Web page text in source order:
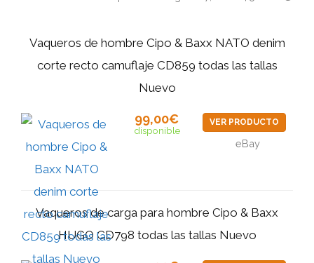
Vaqueros de hombre Cipo & Baxx NATO denim
corte recto camuflaje CD859 todas las tallas
Nuevo
99,00€
disponible
VER PRODUCTO
eBay
Vaqueros de carga para hombre Cipo & Baxx
HUGO CD798 todas las tallas Nuevo